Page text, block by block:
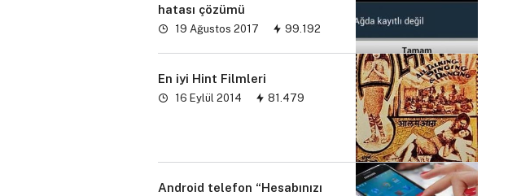
hatası çözümü
19 Ağustos 2017 99.192
En iyi Hint Filmleri
16 Eylül 2014 81.479
Android telefon “Hesabınızı